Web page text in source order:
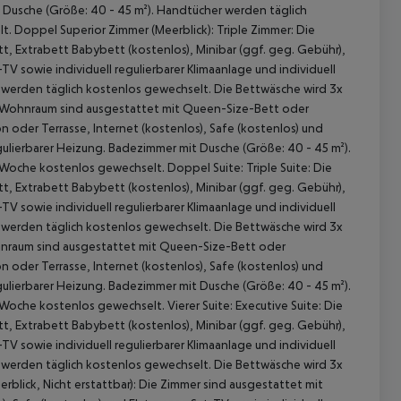
(Größe: 40 - 45 m²). Handtücher werden täglich
Superior Zimmer (Meerblick): Triple Zimmer: Die
Extrabett Babybett (kostenlos), Minibar (ggf. geg. Gebühr),
sowie individuell regulierbarer Klimaanlage und individuell
täglich kostenlos gewechselt. Die Bettwäsche wird 3x
sind ausgestattet mit Queen-Size-Bett oder
Terrasse, Internet (kostenlos), Safe (kostenlos) und
Heizung. Badezimmer mit Dusche (Größe: 40 - 45 m²).
kostenlos gewechselt. Doppel Suite: Triple Suite: Die
Extrabett Babybett (kostenlos), Minibar (ggf. geg. Gebühr),
sowie individuell regulierbarer Klimaanlage und individuell
täglich kostenlos gewechselt. Die Bettwäsche wird 3x
sind ausgestattet mit Queen-Size-Bett oder
Terrasse, Internet (kostenlos), Safe (kostenlos) und
Heizung. Badezimmer mit Dusche (Größe: 40 - 45 m²).
kostenlos gewechselt. Vierer Suite: Executive Suite: Die
Extrabett Babybett (kostenlos), Minibar (ggf. geg. Gebühr),
sowie individuell regulierbarer Klimaanlage und individuell
täglich kostenlos gewechselt. Die Bettwäsche wird 3x
Nicht erstattbar): Die Zimmer sind ausgestattet mit